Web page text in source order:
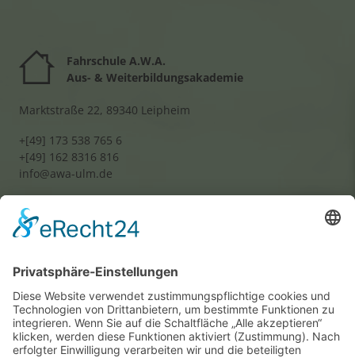
powered by
Management Platform
&eRecht24
Fahrschule A.W.A.
Aus- & Weiterbildungsakademie
Marktstraße 22, 89340 Leipheim
+[49] 173 538 765 6
+[49] 162 8316 816
info@awa-ulm.de
Wir benötigen Ihre
Google Maps-Service zu
laden!
Wir verwenden einen Service eines
Drittanbieters, um Karteninhalte
einzubetten. Dieser Service kann